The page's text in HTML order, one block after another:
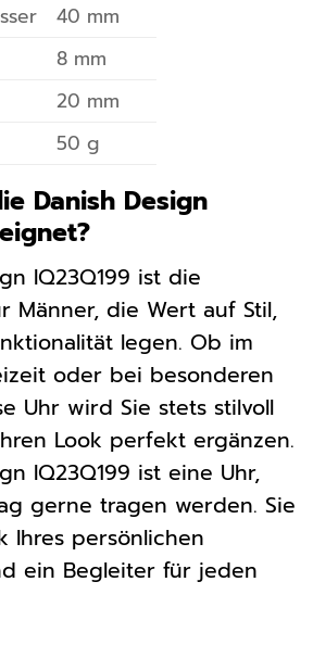
40 mm
8 mm
20 mm
50 g
Danish Design
IQ23Q199 ist die
Männer, die Wert auf Stil,
legen. Ob im
oder bei besonderen
Uhr wird Sie stets stilvoll
Look perfekt ergänzen.
IQ23Q199 ist eine Uhr,
gerne tragen werden. Sie
Ihres persönlichen
ein Begleiter für jeden